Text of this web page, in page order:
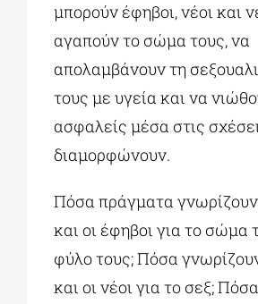
μπορούν έφηβοι, νέοι και
αγαπούν το σώμα τους, να
απολαμβάνουν τη
τους με υγεία και να
ασφαλείς μέσα στις
διαμορφώνουν.
Πόσα πράγματα γνωρίζουν
και οι έφηβοι για το σώμα
φύλο τους; Πόσα
και οι νέοι για το σεξ;